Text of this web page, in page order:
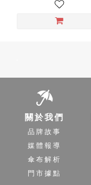
關於我們
品牌故事
媒體報導
傘布解析
門市據點